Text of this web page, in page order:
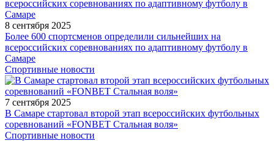
8 сентября 2025
Более 600 спортсменов определили сильнейших на
всероссийских соревнованиях по адаптивному футболу в
Самаре
Спортивные новости
7 сентября 2025
В Самаре стартовал второй этап всероссийских футбольных
соревнований «FONBET Стальная воля»
Спортивные новости